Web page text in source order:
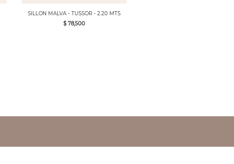
SILLON MALVA - TUSSOR - 2.20 MTS
$ 78,500